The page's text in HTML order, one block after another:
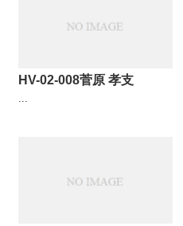
HV-02-008菅原 孝支